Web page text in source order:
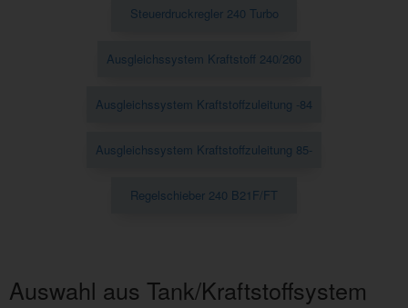
Steuerdruckregler 240 Turbo
Ausgleichssystem Kraftstoff 240/260
Ausgleichssystem Kraftstoffzuleitung -84
Ausgleichssystem Kraftstoffzuleitung 85-
Regelschieber 240 B21F/FT
Auswahl aus Tank/Kraftstoffsystem